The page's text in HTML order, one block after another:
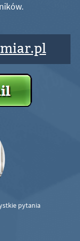
pytania